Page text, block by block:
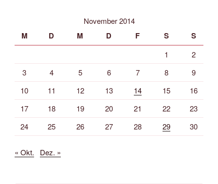
November 2014
M D M D F S S
1
2
3
4 5 6 7 8
9
10
11 12 13 14 15
16
17
18 19 20 21 22
23
24
25 26 27 28 29 30
« Okt. Dez. »